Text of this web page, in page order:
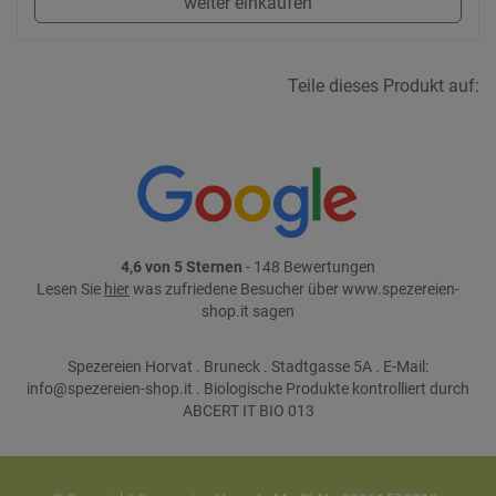
Teile dieses Produkt auf:
4,6 von 5 Sternen - 148 Bewertungen
Lesen Sie hierwas zufriedene Besucher über www.spezereien-
shop.it sagen
Spezereien Horvat . Bruneck . Stadtgasse 5A . E-Mail:
info@spezereien-shop.it . Biologische Produkte kontrolliert durch
ABCERT IT BIO 013